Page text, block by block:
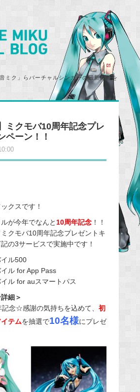
ミク」らバーチャルシンガーの最新情報を
ミクモバ10周年記念プレ
ペーン！！
クスです！
が今年でなんと10周年記念！！
クモバ10周年記念プレゼントキ
の3サービスで実施中です！
イル500
イル for App Pass
イル for auスマートパス
細＞
記念☆感謝の気持ちを込めて、 初
テムを抽選で10名様にプレゼ